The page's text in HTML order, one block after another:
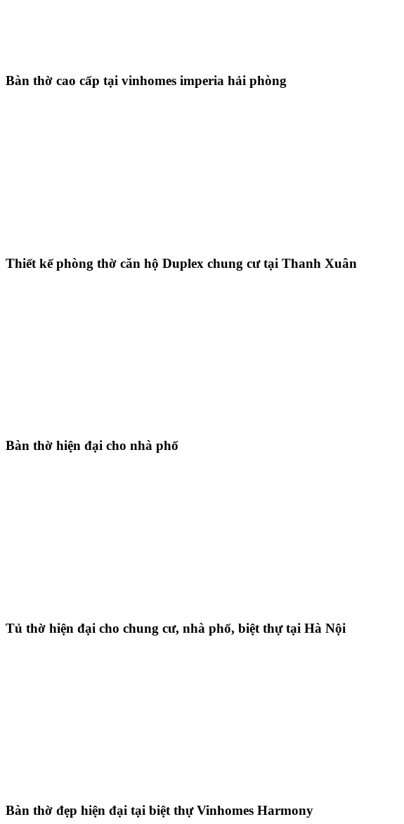
Bàn thờ cao cấp tại vinhomes imperia hải phòng
Thiết kế phòng thờ căn hộ Duplex chung cư tại Thanh Xuân
Bàn thờ hiện đại cho nhà phố
Tủ thờ hiện đại cho chung cư, nhà phố, biệt thự tại Hà Nội
Bàn thờ đẹp hiện đại tại biệt thự Vinhomes Harmony